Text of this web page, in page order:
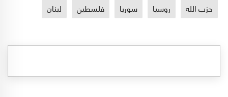
حزب الله روسيا سوريا فلسطين لبنان